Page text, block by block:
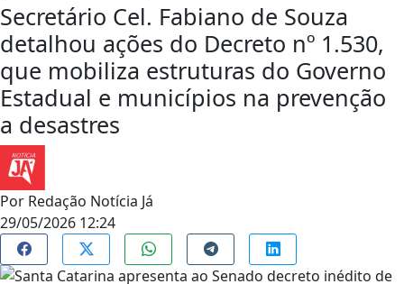
Secretário Cel. Fabiano de Souza
detalhou ações do Decreto nº 1.530,
que mobiliza estruturas do Governo
Estadual e municípios na prevenção
a desastres
Por Redação Notícia Já
29/05/2026 12:24